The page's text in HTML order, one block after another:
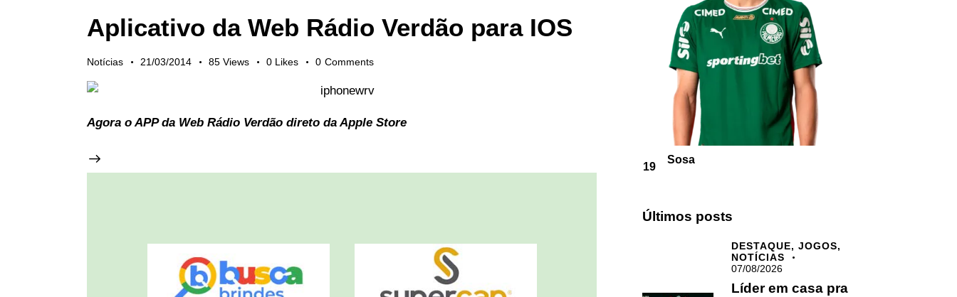
Aplicativo da Web Rádio Verdão para IOS
Notícias 21/03/2014 85 Views 0 Likes 0 Comments
Agora o APP da Web Rádio Verdão direto da Apple Store
19
Sosa
Últimos posts
DESTAQUE,JOGOS,
NOTÍCIAS
07/08/2026
Líder em casa pra